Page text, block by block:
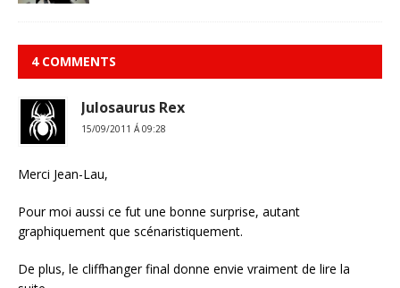
4 COMMENTS
Julosaurus Rex
15/09/2011 Á 09:28
Merci Jean-Lau,
Pour moi aussi ce fut une bonne surprise, autant
graphiquement que scénaristiquement.
De plus, le cliffhanger final donne envie vraiment de lire la